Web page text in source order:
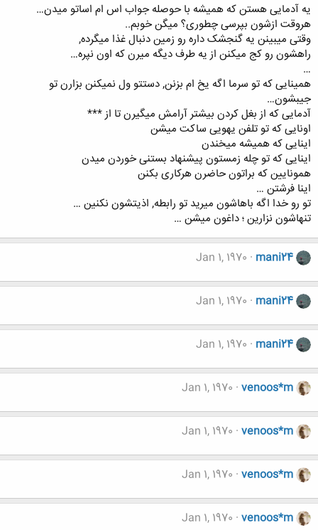
یه آدمایی هستن که همیشه با حوصله جواب اس ام اساتو میدن…
هروقت ازشون بپرسی چطوری؟ میگن خوبم..
وقتی میبینن یه گنجشک داره رو زمین دنبال غذا میگرده,
راهشون رو کج میکنن از یه طرف دیگه میرن که اون نپره…
…
همینایی که تو سرما اگه یخ ام بزنن, دستتو ول نمیکنن بزارن تو
جیبشون…
آدمایی که از بغل کردن بیشتر آرامش میگیرن تا از ***
اونایی که تو تلفن یهویی ساکت میشن
اینایی که همیشه میخندن
اینایی که تو چله زمستون پیشنهاد بستنی خوردن میدن
همونایین که براتون حاضرن هرکاری بکنن
اینا فرشتن …
تو رو خدا اگه باهاشون میرید تو رابطه, اذیتشون نکنین …
تنهاشون نزارین ؛ داغون میشن …
mani24
Jan 1, 1970
mani24
Jan 1, 1970
mani24
Jan 1, 1970
venoos*m
Jan 1, 1970
venoos*m
Jan 1, 1970
venoos*m
Jan 1, 1970
venoos*m
Jan 1, 1970